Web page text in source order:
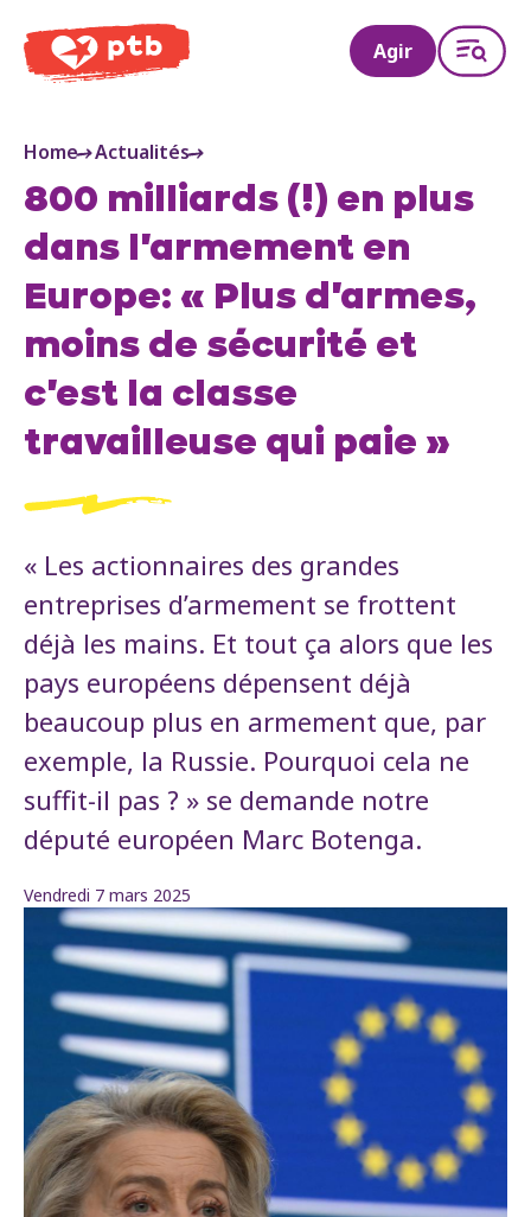
PTB
Agir
Home Actualités
800 milliards (!) en plus
dans l'armement en
Europe: « Plus d'armes,
moins de sécurité et
c'est la classe
travailleuse qui paie »
« Les actionnaires des grandes
entreprises d’armement se frottent
déjà les mains. Et tout ça alors que les
pays européens dépensent déjà
beaucoup plus en armement que, par
exemple, la Russie. Pourquoi cela ne
suffit-il pas ? » se demande notre
député européen Marc Botenga.
Vendredi 7 mars 2025